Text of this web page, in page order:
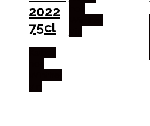
2022
75cl